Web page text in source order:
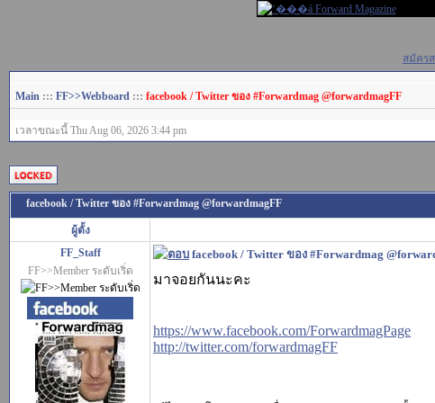
สมัคร
Main ::: FF>>Webboard ::: facebook / Twitter ของ #Forwardmag @forwardmagFF
เวลาขณะนี้ Thu Aug 06, 2026 3:44 pm
facebook / Twitter ของ #Forwardmag @forwardmagFF
ผู้ตั้ง
FF_Staff
FF>>Member ระดับเริ่ด
facebook / Twitter ของ #Forwardmag
มาจอยกันนะคะ
https://www.facebook.com/ForwardmagPage
http://twitter.com/forwardmagFF